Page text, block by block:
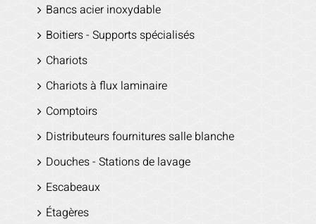
Bancs acier inoxydable
Boitiers - Supports spécialisés
Chariots
Chariots à flux laminaire
Comptoirs
Distributeurs fournitures salle blanche
Douches - Stations de lavage
Escabeaux
Étagères